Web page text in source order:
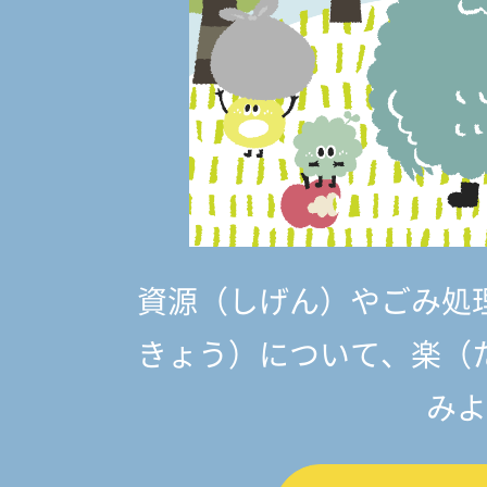
資源（しげん）やごみ
きょう） について、楽（
み